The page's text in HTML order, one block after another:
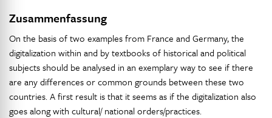
Zusammenfassung
On the basis of two examples from France and Germany, the
digitalization within and by textbooks of historical and political
subjects should be analysed in an exemplary way to see if there
are any differences or common grounds between these two
countries. A first result is that it seems as if the digitalization also
goes along with cultural/ national orders/practices.